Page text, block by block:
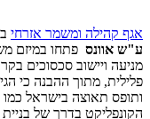
אגף קהילה ומשמר אזרחי
ע"ש אוונס פתחו במיזם
מניעה ויישוב סכסוכים
פלילית, מתוך ההבנה כי
ותופס תאוצה בישראל כמו
הקונפליקט בדרך של